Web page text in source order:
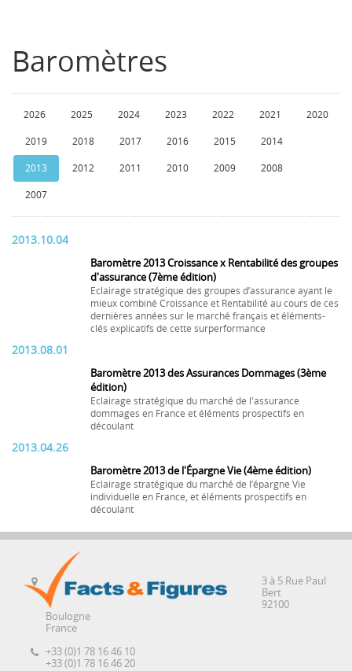
Baromètres
2026 2025 2024 2023 2022 2021 2020
2019 2018 2017 2016 2015 2014
2013 2012 2011 2010 2009 2008
2007
2013.10.04
Baromètre 2013 Croissance x Rentabilité des groupes
d'assurance (7ème édition)
Eclairage stratégique des groupes d’assurance ayant le
mieux combiné Croissance et Rentabilité au cours de ces
dernières années sur le marché français et éléments-
clés explicatifs de cette surperformance
2013.08.01
Baromètre 2013 des Assurances Dommages (3ème
édition)
Eclairage stratégique du marché de l'assurance
dommages en France et éléments prospectifs en
découlant
2013.04.26
Baromètre 2013 de l'Épargne Vie (4ème édition)
Eclairage stratégique du marché de l’épargne Vie
individuelle en France, et éléments prospectifs en
découlant
3 à 5 Rue Paul
Bert
92100
Boulogne
France
+33 (0)1 78 16 46 10
+33 (0)1 78 16 46 20